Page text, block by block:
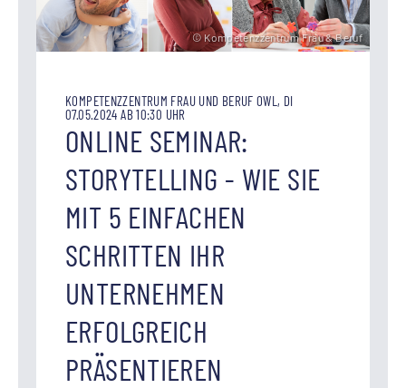
© Kompetenzzentrum Frau & Beruf
KOMPETENZZENTRUM FRAU UND BERUF OWL, DI
07.05.2024 AB 10:30 UHR
ONLINE SEMINAR:
STORYTELLING - WIE SIE
MIT 5 EINFACHEN
SCHRITTEN IHR
UNTERNEHMEN
ERFOLGREICH
PRÄSENTIEREN